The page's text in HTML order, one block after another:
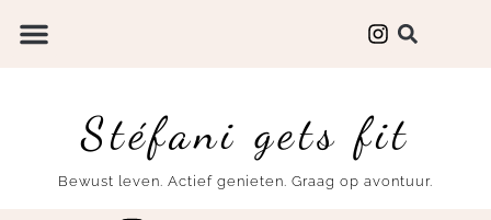
Stéfani gets fit
Bewust leven. Actief genieten. Graag op avontuur.